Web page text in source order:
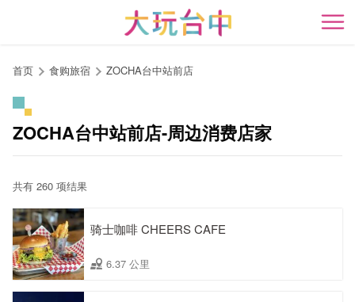
开
首页 食购旅宿 ZOCHA台中站前店
ZOCHA台中站前店-周边消费店家
共有 260 项结果
骑士咖啡 CHEERS CAFE
6.37 公里